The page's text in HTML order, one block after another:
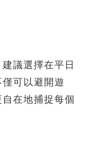
議選擇在平日
可以避開遊
在地捕捉每個